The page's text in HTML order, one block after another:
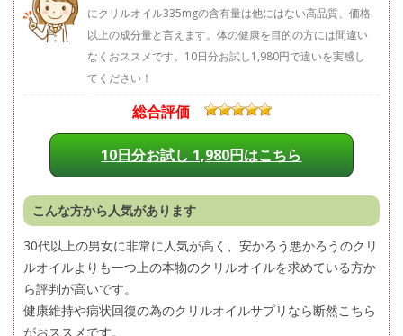
にクリルオイル335mgの含有量は他にはない高品質、価格
以上の成分量と言えます。体の健康を目的の方には間違い
なくおススメです。10日分お試し1,980円で違いを実感し
てください！
総合評価
10日分お試し 1,980円はこちら
こんな方から人気があります
30代以上の男女に非常に人気が高く、安かろう悪かろうのクリ
ルオイルよりも一つ上の本物のクリルオイルを求めている方か
ら評判が高いです。
健康維持や病状回復の為のクリルオイルサプリなら断然こちら
がおススメです。